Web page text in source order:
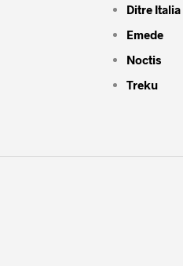
Ditre Italia
Emede
Noctis
Treku